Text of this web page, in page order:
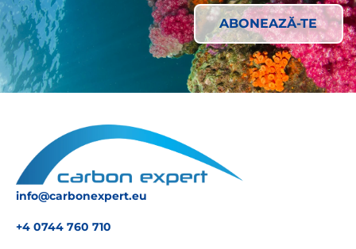
info@carbonexpert.eu
+4 0744 760 710